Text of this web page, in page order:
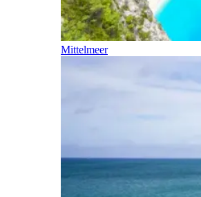
Mittelmeer